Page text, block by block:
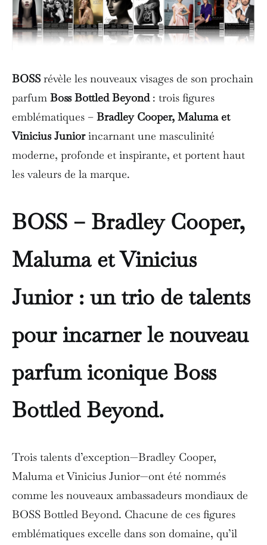
BOSS révèle les nouveaux visages de son prochain
parfum Boss Bottled Beyond : trois figures
emblématiques – Bradley Cooper, Maluma et
Vinicius Juniorincarnant une masculinité
moderne, profonde et inspirante, et portent haut
les valeurs de la marque.
BOSS – Bradley Cooper,
Maluma et Vinicius
Junior : un trio de talents
pour incarner le nouveau
parfum iconique Boss
Bottled Beyond.
Trois talents d’exception—Bradley Cooper,
Maluma et Vinicius Junior—ont été nommés
comme les nouveaux ambassadeurs mondiaux de
BOSS Bottled Beyond. Chacune de ces figures
emblématiques excelle dans son domaine, qu’il